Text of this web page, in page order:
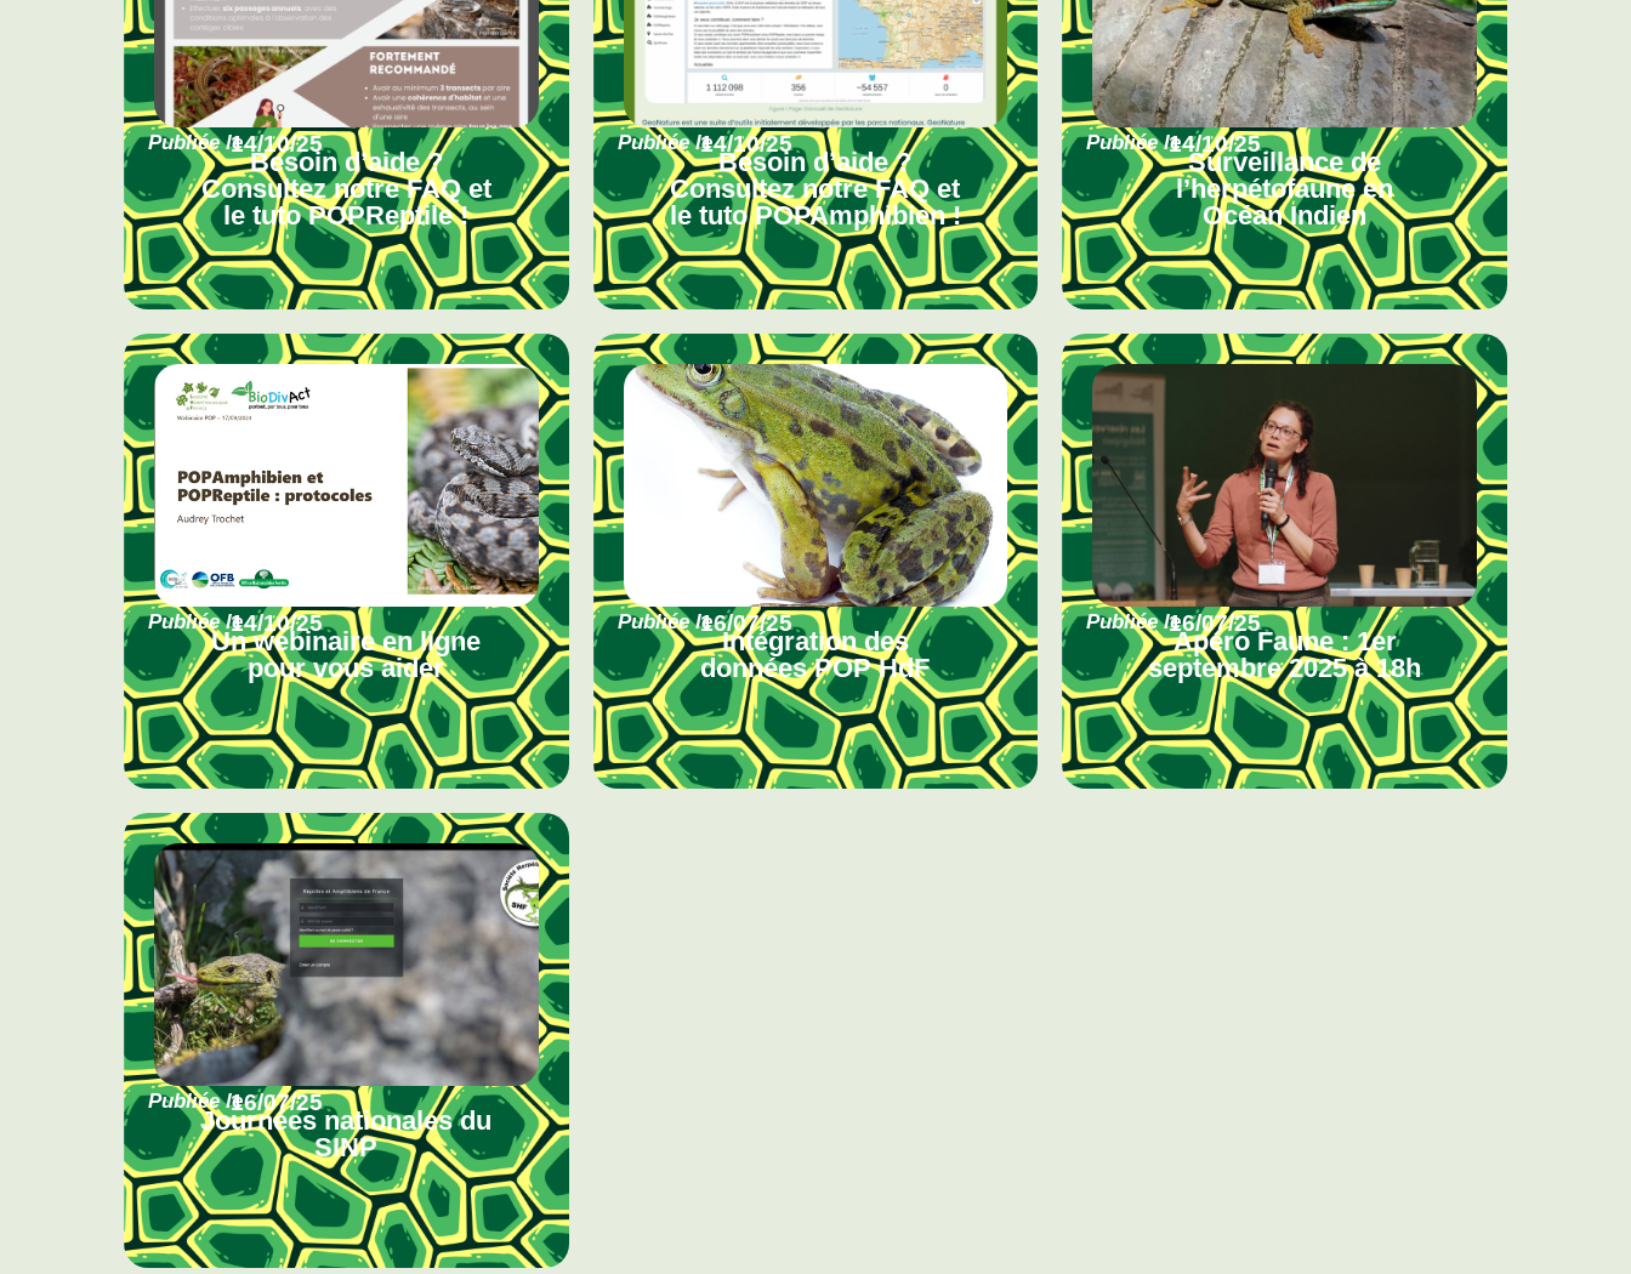
Publiée le14/10/25
Besoin d’aide ?
Consultez notre FAQ et
le tuto POPReptile !
Publiée le14/10/25
Besoin d’aide ?
Consultez notre FAQ et
le tuto POPAmphibien !
Publiée le14/10/25
Surveillance de
l’herpétofaune en
Océan Indien
Publiée le14/10/25
Un webinaire en ligne
pour vous aider
Publiée le16/07/25
Intégration des
données POP HdF
Publiée le16/07/25
Apéro Faune : 1er
septembre 2025 à 18h
Publiée le16/07/25
Journées nationales du
SINP